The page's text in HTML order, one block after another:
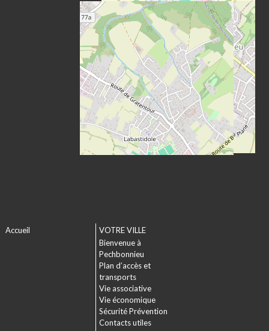
Accueil
VOTRE VILLE
Bienvenue à
Pechbonnieu
Plan d’accès et
transports
Vie associative
Vie économique
Sécurité Prévention
Contacts utiles